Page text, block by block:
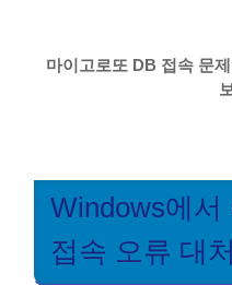
마이고로또 DB 접속 문
Windows에서
접속 오류 대